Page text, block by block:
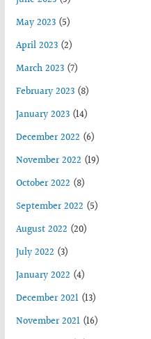
May 2023(5)
April 2023(2)
March 2023(7)
February 2023(8)
January 2023(14)
December 2022 (6)
November 2022 (19)
October 2022 (8)
September 2022 (5)
August 2022 (20)
July 2022 (3)
January 2022 (4)
December 2021(13)
November 2021(16)